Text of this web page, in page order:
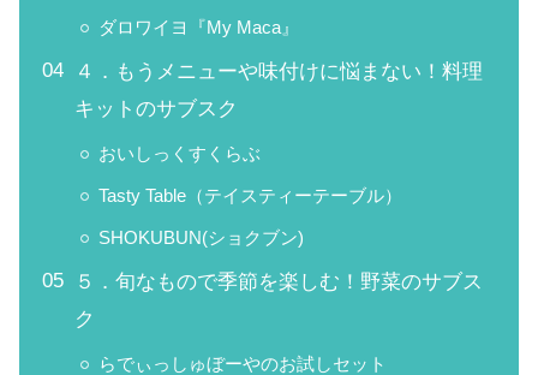
ダロワイヨ『My Maca』
４．もうメニューや味付けに悩まない！料理
キットのサブスク
おいしっくすくらぶ
Tasty Table（テイスティーテーブル）
SHOKUBUN(ショクブン)
５．旬なもので季節を楽しむ！野菜のサブス
ク
らでぃっしゅぼーやのお試しセット